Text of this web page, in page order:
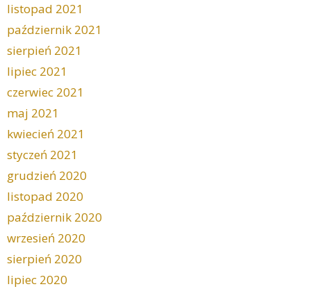
listopad 2021
październik 2021
sierpień 2021
lipiec 2021
czerwiec 2021
maj 2021
kwiecień 2021
styczeń 2021
grudzień 2020
listopad 2020
październik 2020
wrzesień 2020
sierpień 2020
lipiec 2020